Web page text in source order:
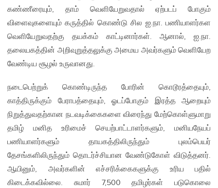
கண்ணீரையும், தாம் வெளியேறுவதால் ஏற்படப் போகும்
விளைவுகளையும் கருத்தில் கொண்டு சில ஐ.நா. பணியாளர்கள
வெளியேறுவதற்கு தயக்கம் காட்டினார்கள். ஆனால், ஐ.நா.
தலையகத்தின் அறிவுறுத்தலுக்கு அமைய அவர்களும் வெளியேற
வேண்டிய சூழல் உருவானது.
நடைபெற்றுக் கொண்டிருந்த போரின் கொடூரத்தையும்,
காத்திருக்கும் பேராபத்தையும், ஓடப்போகும் இரத்த ஆறையும்
நிறுத்துவதற்கான நடவடிக்கைகளை விரைந்து மேற்கொள்ளுமாறு
தமிழ் மனித உரிமைச் செயற்பாட்டாளர்களும், மனியநேயப்
பணியாளர்களும் தாயகத்திலிருந்தும் புலம்பெயர்
தேசங்களிலிருந்தும் தொடர்ச்சியான வேண்டுகோள் விடுத்தனர்.
ஆயினும், அவர்களின் எச்சரிக்கைகளுக்கு உரிய பதில்
கிடைக்கவில்லை. சுமார் 7,500 தமிழர்கள் படுகொலை